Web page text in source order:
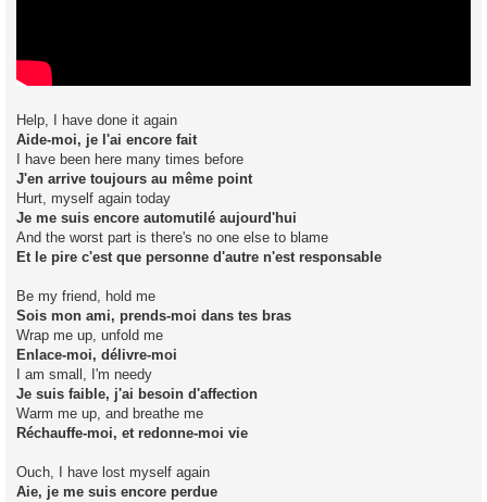
Help, I have done it again
Aide-moi, je l'ai encore fait
I have been here many times before
J'en arrive toujours au même point
Hurt, myself again today
Je me suis encore automutilé aujourd'hui
And the worst part is there's no one else to blame
Et le pire c'est que personne d'autre n'est responsable
Be my friend, hold me
Sois mon ami, prends-moi dans tes bras
Wrap me up, unfold me
Enlace-moi, délivre-moi
I am small, I'm needy
Je suis faible, j'ai besoin d'affection
Warm me up, and breathe me
Réchauffe-moi, et redonne-moi vie
Ouch, I have lost myself again
Aie, je me suis encore perdue